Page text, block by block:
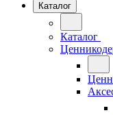
Каталог
Каталог